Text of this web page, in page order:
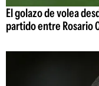
El golazo de volea
partido entre Rosario